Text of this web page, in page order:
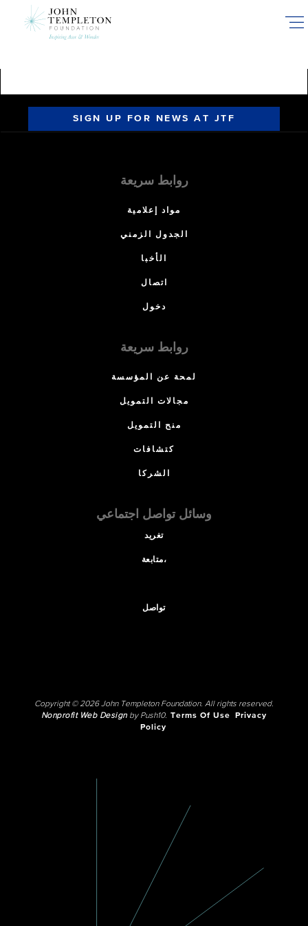
SIGN UP FOR NEWS AT JTF
روابط سريعة
مواد إعلامية
الجدول الزمني
الأخبا
اتصال
دخول
روابط سريعة
لمحة عن المؤسسة
مجالات التمويل
منح التمويل
كتشافات
الشركا
وسائل تواصل اجتماعي
تغريد
متابعة،
تواصل
Copyright © 2026 John Templeton Foundation. All rights reserved.
Nonprofit Web Designby Push10. Terms Of Use
Privacy
Policy